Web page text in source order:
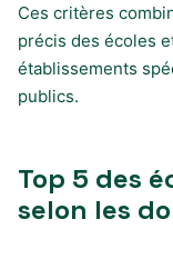
Ces critères
précis des écoles
établissements
publics.
Top 5 des
selon les